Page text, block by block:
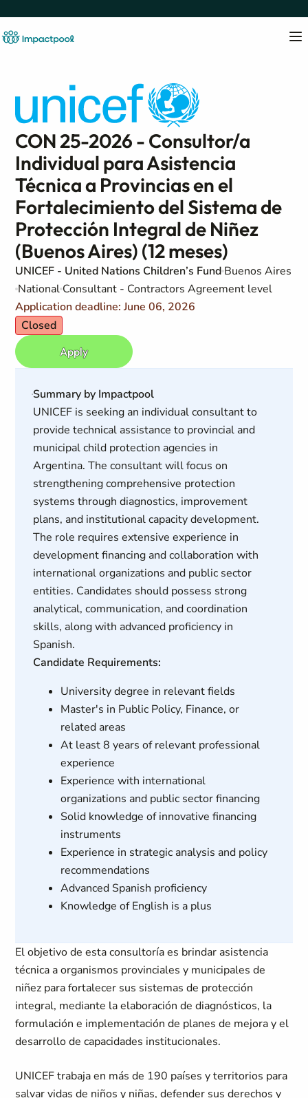
CON 25-2026 - Consultor/a
Individual para Asistencia
Técnica a Provincias en el
Fortalecimiento del Sistema de
Protección Integral de Niñez
(Buenos Aires) (12 meses)
UNICEF - United Nations Children’s Fund Buenos Aires
National Consultant - Contractors Agreement level
Application deadline: June 06, 2026
Closed
Apply
Summary by Impactpool
UNICEF is seeking an individual consultant to
provide technical assistance to provincial and
municipal child protection agencies in
Argentina. The consultant will focus on
strengthening comprehensive protection
systems through diagnostics, improvement
plans, and institutional capacity development.
The role requires extensive experience in
development financing and collaboration with
international organizations and public sector
entities. Candidates should possess strong
analytical, communication, and coordination
skills, along with advanced proficiency in
Spanish.
Candidate Requirements:
University degree in relevant fields
Master's in Public Policy, Finance, or
related areas
At least 8 years of relevant professional
experience
Experience with international
organizations and public sector financing
Solid knowledge of innovative financing
instruments
Experience in strategic analysis and policy
recommendations
Advanced Spanish proficiency
Knowledge of English is a plus
El objetivo de esta consultoría es brindar asistencia
técnica a organismos provinciales y municipales de
niñez para fortalecer sus sistemas de protección
integral, mediante la elaboración de diagnósticos, la
formulación e implementación de planes de mejora y el
desarrollo de capacidades institucionales.
UNICEF trabaja en más de 190 países y territorios para
salvar vidas de niños y niñas, defender sus derechos y